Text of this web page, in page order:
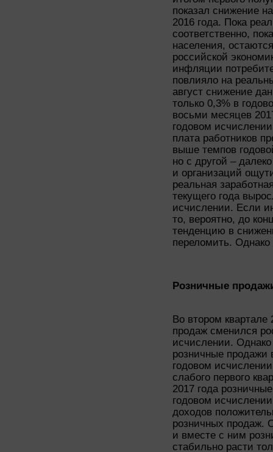
показал снижение
2016 года. Пока
соответственно,
населения,
российской
инфляции
повлияло на
август снижение
только 0,3% в
восьми месяцев
годовом
плата работников
выше темпов
но с другой –
и организаций
реальная
текущего года
исчислении. Если
то, вероятно, до
тенденцию в
переломить. Однако
Розничные
Во втором квартале
продаж сменился
исчислении. Однако
розничные продажи
годовом
слабого первого
2017 года
годовом
доходов
розничных продаж.
и вместе с ним
стабильно расти